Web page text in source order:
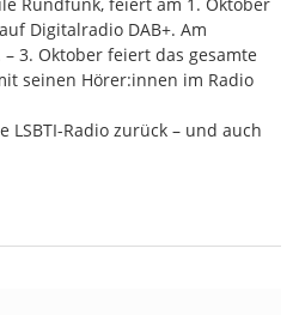
Digitalradio DAB+. Am
3. Oktober feiert das gesamte
seinen Hörer:innen im Radio
LSBTI-Radio zurück – und auch